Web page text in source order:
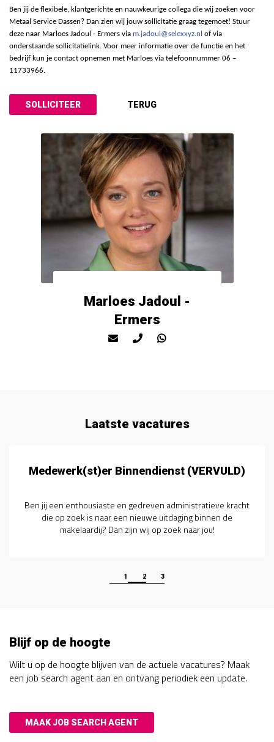
Ben jij de flexibele, klantgerichte en nauwkeurige collega die wij zoeken voor
Metaal Service Dassen? Dan zien wij jouw sollicitatie graag tegemoet! Stuur
deze naar Marloes Jadoul - Ermers via m.jadoul@selexxyz.nl of via
onderstaande sollicitatielink. Voor meer informatie over de functie en het
bedrijf kun je contact opnemen met Marloes via telefoonnummer 06 –
11733966.
Marloes Jadoul -
Ermers
Laatste vacatures
Medewerk(st)er Binnendienst (VERVULD)
Ben jij een enthousiaste en gedreven administratieve kracht
die op zoek is naar een nieuwe uitdaging binnen de
makelaardij? Dan zijn wij op zoek naar jou!
1 2 3
Blijf op de hoogte
Wilt u op de hoogte blijven van de actuele vacatures? Maak
een job search agent aan en ontvang periodiek een update.
MAAK JOB SEARCH AGENT